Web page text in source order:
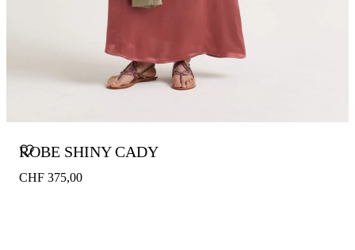
ROBE SHINY CADY
CHF 375,00